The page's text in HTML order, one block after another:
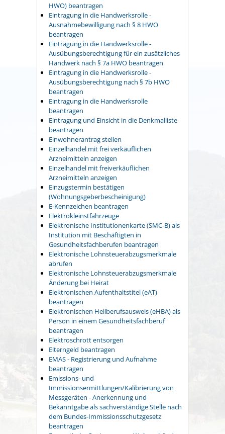
HWO) beantragen
Eintragung in die Handwerksrolle -
Ausnahmebewilligung nach § 8 HWO
beantragen
Eintragung in die Handwerksrolle -
Ausübungsberechtigung für ein zusätzliches
Handwerk nach § 7a HWO beantragen
Eintragung in die Handwerksrolle -
Ausübungsberechtigung nach § 7b HWO
beantragen
Eintragung in die Handwerksrolle
beantragen
Eintragung und Einsicht in die Denkmalliste
beantragen
Einwohnerantrag stellen
Einzelhandel mit frei verkäuflichen
Arzneimitteln anzeigen
Einzelhandel mit freiverkäuflichen
Arzneimitteln anzeigen
Einzugstermin bestätigen
(Wohnungsgeberbescheinigung)
E-Kennzeichen beantragen
Elektrokleinstfahrzeuge
Elektronische Institutionenkarte (SMC-B) als
Institution mit Beschäftigten in
Gesundheitsfachberufen beantragen
Elektronische Lohnsteuerabzugsmerkmale
abrufen
Elektronische Lohnsteuerabzugsmerkmale
Änderung bei Heirat
Elektronischen Aufenthaltstitel (eAT)
beantragen
Elektronischen Heilberufsausweis (eHBA) als
Person in einem Gesundheitsfachberuf
beantragen
Elektroschrott entsorgen
Elterngeld beantragen
EMAS - Registrierung und Aufnahme
beantragen
Emissions- und
Immissionsermittlungen/Kalibrierung von
Messgeräten - Anerkennung und
Bekanntgabe als sachverständige Stelle nach
dem Bundes-Immissionsschutzgesetz
beantragen